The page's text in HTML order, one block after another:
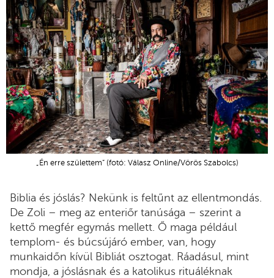
„Én erre születtem” (fotó: Válasz Online/Vörös Szabolcs)
Biblia és jóslás? Nekünk is feltűnt az ellentmondás.
De Zoli – meg az enteriőr tanúsága – szerint a
kettő megfér egymás mellett. Ő maga például
templom- és búcsújáró ember, van, hogy
munkaidőn kívül Bibliát osztogat. Ráadásul, mint
mondja, a jóslásnak és a katolikus rituáléknak